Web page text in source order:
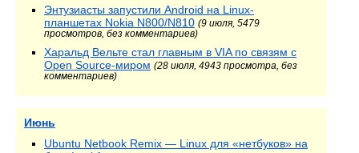
Энтузиасты запустили Android на Linux-
планшетах Nokia N800/N810 (9 июля, 5479
просмотров, без комментариев)
Харальд Вельте стал главным в VIA по связям с
Open Source-миром (28 июля, 4943 просмотра, без
комментариев)
Июнь
Ubuntu Netbook Remix — Linux для «нетбуков» на